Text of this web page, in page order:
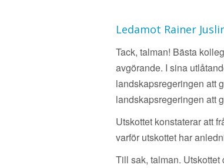
Ledamot Rainer
Tack, talman! Bästa
avgörande. I sina
landskapsregeringen att
landskapsregeringen att
Utskottet konstaterar att
varför utskottet har
Till sak, talman.